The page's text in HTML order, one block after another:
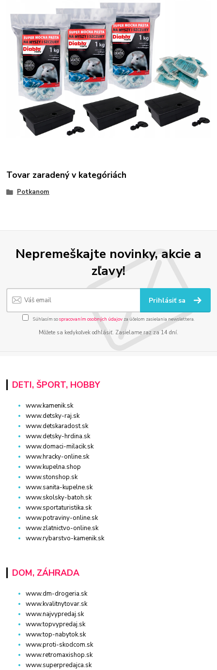
Tovar zaradený v kategóriách
Potkanom
Nepremeškajte novinky, akcie a
zľavy!
Prihlásiť sa
Súhlasím sospracovaním osobných údajov za účelom zasielania newslettera.
Môžete sa kedykoľvek odhlásiť. Zasielame raz za 14 dní.
DETI, ŠPORT, HOBBY
www.kamenik.sk
www.detsky-raj.sk
www.detskaradost.sk
www.detsky-hrdina.sk
www.domaci-milacik.sk
www.hracky-online.sk
www.kupelna.shop
www.stonshop.sk
www.sanita-kupelne.sk
www.skolsky-batoh.sk
www.sportaturistika.sk
www.potraviny-online.sk
www.zlatnictvo-online.sk
www.rybarstvo-kamenik.sk
DOM, ZÁHRADA
www.dm-drogeria.sk
www.kvalitnytovar.sk
www.najvypredaj.sk
www.topvypredaj.sk
www.top-nabytok.sk
www.proti-skodcom.sk
www.retromaxishop.sk
www.superpredajca.sk